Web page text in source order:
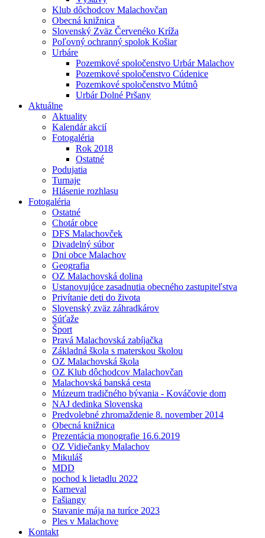
Klub dôchodcov Malachovčan
Obecná knižnica
Slovenský Zväz Červenéko Kríža
Poľovný ochranný spolok Košiar
Urbáre
Pozemkové spoločenstvo Urbár Malachov
Pozemkové spoločenstvo Cúdenice
Pozemkové spoločenstvo Mútnô
Urbár Dolné Pršany
Aktuálne
Aktuality
Kalendár akcií
Fotogaléria
Rok 2018
Ostatné
Podujatia
Turnaje
Hlásenie rozhlasu
Fotogaléria
Ostatné
Chotár obce
DFS Malachovček
Divadelný súbor
Dni obce Malachov
Geografia
OZ Malachovská dolina
Ustanovujúce zasadnutia obecného zastupiteľstva
Privítanie deti do života
Slovenský zväz záhradkárov
Súťaže
Šport
Pravá Malachovská zabíjačka
Základná škola s materskou školou
OZ Malachovská škola
OZ Klub dôchodcov Malachovčan
Malachovská banská cesta
Múzeum tradičného bývania - Kováčovie dom
NAJ dedinka Slovenska
Predvolebné zhromaždenie 8. november 2014
Obecná knižnica
Prezentácia monografie 16.6.2019
OZ Vidiečanky Malachov
Mikuláš
MDD
pochod k lietadlu 2022
Karneval
Fašiangy
Stavanie mája na turíce 2023
Ples v Malachove
Kontakt